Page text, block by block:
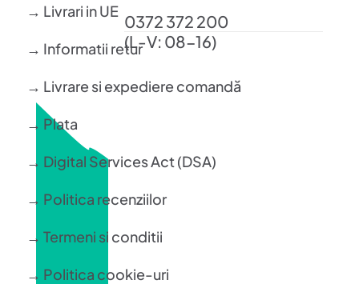
0372 372 200
(L-V: 08-16)
→ Livrari in UE
→ Informatii retur
→ Livrare si expediere comandă
→ Plata
→ Digital Services Act (DSA)
→ Politica recenziilor
→ Termeni si conditii
→ Politica cookie-uri